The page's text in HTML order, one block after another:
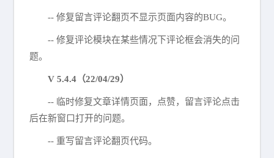
-- 修复留言评论翻页不显示页面内容的BUG。
-- 修复评论模块在某些情况下评论框会消失的问
题。
V 5.4.4（22/04/29）
-- 临时修复文章详情页面，点赞，留言评论点击
后在新窗口打开的问题。
-- 重写留言评论翻页代码。